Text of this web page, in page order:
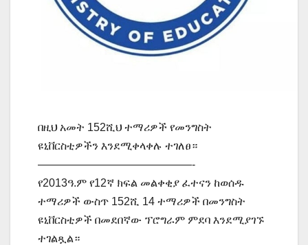
በዚህ አመት 152ሺህ ተማሪዎች የመንግስት
ዩኒቨርስቲዎችን እንደሚቀላቀሉ ተገለፀ።
——————————————-
የ2013ዓ.ም የ12ኛ ክፍል መልቀቂያ ፈተናን ከወሰዱ
ተማሪዎች ውስጥ 152ሺ 14 ተማሪዎች በመንግስት
ዩኒቨርስቲዎች በመደበኛው ፕሮግራም ምደባ እንደሚያገኙ
ተገልጿል።